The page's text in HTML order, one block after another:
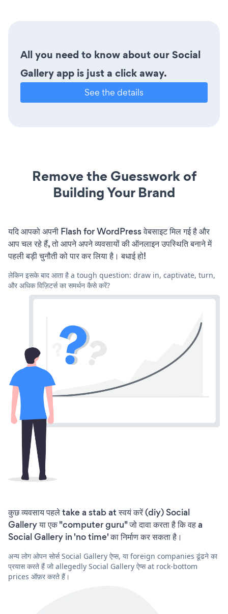
All you need to know about our Social
Gallery app is just a click away.
See the details
Remove the Guesswork of
Building Your Brand
यदि आपको अपनी Flash for WordPress वेबसाइट मिल गई है और
आप चल रहे हैं, तो आपने अपने व्यवसायों की ऑनलाइन उपस्थिति बनाने में
पहली बड़ी चुनौती को पार कर लिया है। बधाई हो!
लेकिन इसके बाद आता है a tough question: draw in, captivate, turn,
और अधिक विज़िटर्स का समर्थन कैसे करें?
कुछ व्यवसाय पहले take a stab at स्वयं करें (diy) Social
Gallery या एक "computer guru" जो दावा करता है कि वह a
Social Gallery in 'no time' का निर्माण कर सकता है।
अन्य लोग ओपन सोर्स Social Gallery ऐप्स, या foreign companies ढूंढने का
प्रयास करते हैं जो allegedly Social Gallery ऐप्स at rock-bottom
prices ऑफ़र करते हैं।